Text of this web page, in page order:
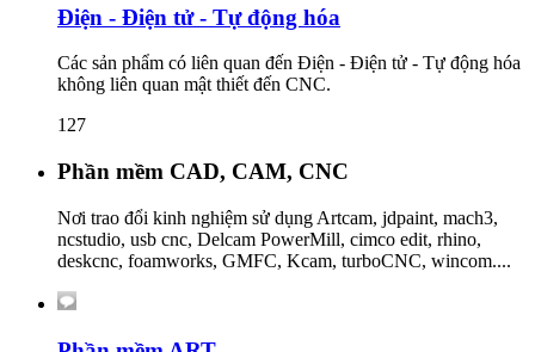
Điện - Điện tử - Tự động hóa
Các sản phẩm có liên quan đến Điện - Điện tử - Tự động hóa
không liên quan mật thiết đến CNC.
127
Phần mềm CAD, CAM, CNC
Nơi trao đổi kinh nghiệm sử dụng Artcam, jdpaint, mach3,
ncstudio, usb cnc, Delcam PowerMill, cimco edit, rhino,
deskcnc, foamworks, GMFC, Kcam, turboCNC, wincom....